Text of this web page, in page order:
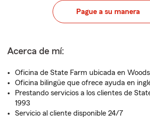
Pague a su manera
Acerca de mí:
Oficina de State Farm ubicada en
Oficina bilingüe que ofrece ayuda en
Prestando servicios a los clientes de
1993
Servicio al cliente disponible 24/7